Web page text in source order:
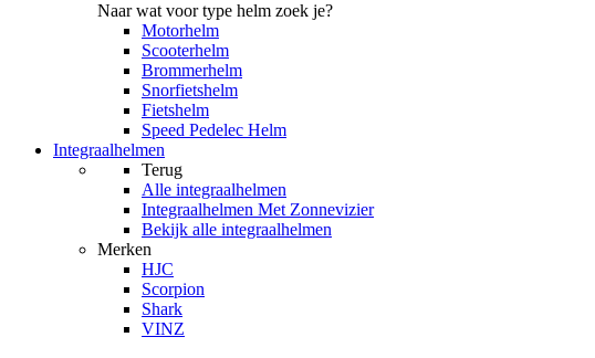
Naar wat voor type helm zoek je?
Motorhelm
Scooterhelm
Brommerhelm
Snorfietshelm
Fietshelm
Speed Pedelec Helm
Integraalhelmen
Terug
Alle integraalhelmen
Integraalhelmen Met Zonnevizier
Bekijk alle integraalhelmen
Merken
HJC
Scorpion
Shark
VINZ